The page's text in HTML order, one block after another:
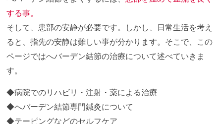
する事。
そして、患部の安静が必要です。しかし、日常生活を考え
ると、指先の安静は難しい事が分かります。そこで、この
ページではへバーデン結節の治療について述べていきま
す。
病院でのリハビリ・注射・薬による治療
へバーデン結節専門鍼灸について
テーピングなどのセルフケア